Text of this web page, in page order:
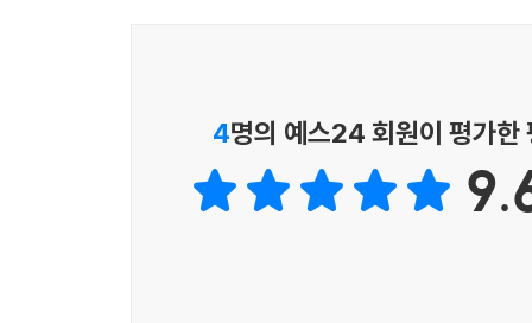
4명의 예스24 회원이 평가한